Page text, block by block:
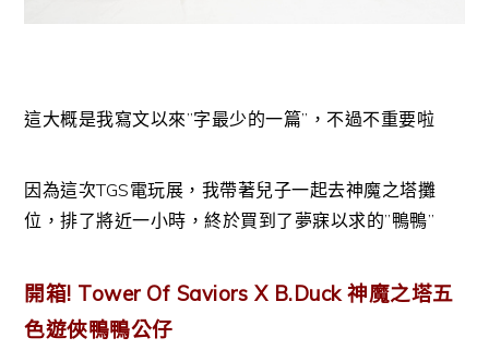
這大概是我寫文以來”字最少的一篇”，不過不重要啦
因為這次TGS電玩展，我帶著兒子一起去神魔之塔攤
位，排了將近一小時，終於買到了夢寐以求的”鴨鴨”
開箱! Tower Of Saviors X B.Duck 神魔之塔五
色遊俠鴨鴨公仔